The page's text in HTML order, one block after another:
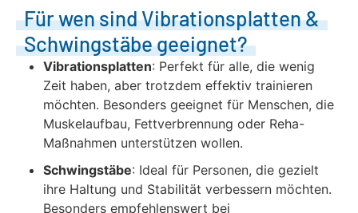
Für wen sind Vibrationsplatten &
Schwingstäbe geeignet?
Vibrationsplatten: Perfekt für alle, die wenig
Zeit haben, aber trotzdem effektiv trainieren
möchten. Besonders geeignet für Menschen, die
Muskelaufbau, Fettverbrennung oder Reha-
Maßnahmen unterstützen wollen.
Schwingstäbe: Ideal für Personen, die gezielt
ihre Haltung und Stabilität verbessern möchten.
Besonders empfehlenswert bei